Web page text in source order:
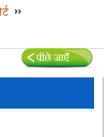
››